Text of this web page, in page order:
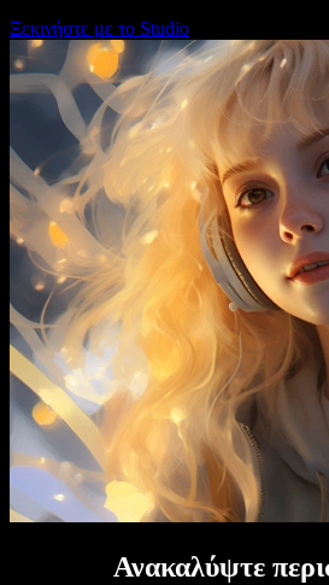
Ξεκινήστε με το Studio
Ανακαλύψτε